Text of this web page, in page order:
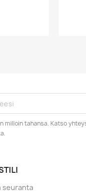
milloin tahansa. Katso
seuranta